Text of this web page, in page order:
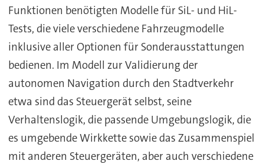
Funktionen benötigten Modelle für SiL- und HiL-
Tests, die viele verschiedene Fahrzeugmodelle
inklusive aller Optionen für Sonderausstattungen
bedienen. Im Modell zur Validierung der
autonomen Navigation durch den Stadtverkehr
etwa sind das Steuergerät selbst, seine
Verhaltenslogik, die passende Umgebungslogik, die
es umgebende Wirkkette sowie das Zusammenspiel
mit anderen Steuergeräten, aber auch verschiedene